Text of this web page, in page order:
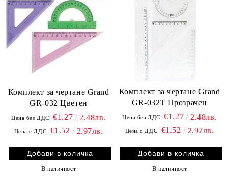
Комплект за чертане Grand
GR-032 Цветен
Цена без ДДС: €1.27 2.48лв.
Цена с ДДС: €1.52 2.97лв.
В наличност
Комплект за чертане Grand
GR-032T Прозрачен
Цена без ДДС: €1.27 2.48лв.
Цена с ДДС: €1.52 2.97лв.
В наличност